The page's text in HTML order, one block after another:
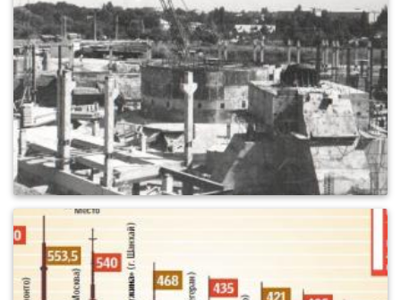
1 546